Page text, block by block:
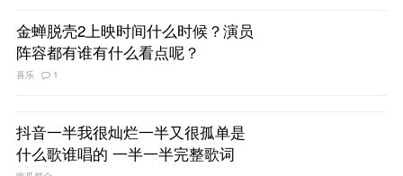
金蝉脱壳2上映时间什么时候？演员
阵容都有谁有什么看点呢？
抖音一半我很灿烂一半又很孤单是
什么歌谁唱的 一半一半完整歌词